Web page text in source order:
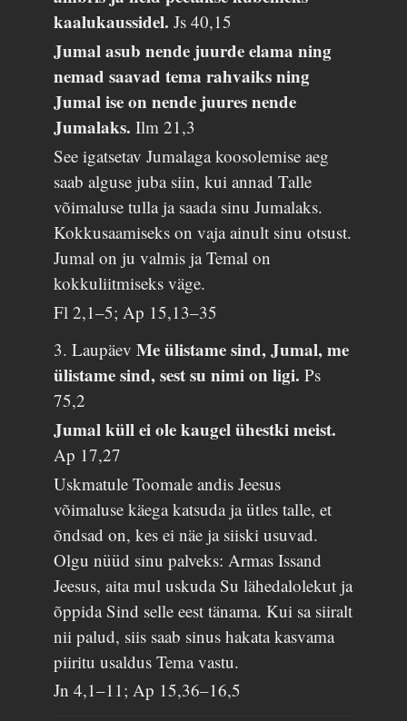
kaalukaussidel.Js 40,15
Jumal asub nende juurde elama ning
nemad saavad tema rahvaiks ning
Jumal ise on nende juures nende
Jumalaks.Ilm 21,3
See igatsetav Jumalaga koosolemise aeg
saab alguse juba siin, kui annad Talle
võimaluse tulla ja saada sinu Jumalaks.
Kokkusaamiseks on vaja ainult sinu otsust.
Jumal on ju valmis ja Temal on
kokkuliitmiseks väge.
Fl 2,1–5; Ap 15,13–35
3. LaupäevMe ülistame sind, Jumal, me
ülistame sind, sest su nimi on ligi.Ps
75,2
Jumal küll ei ole kaugel ühestki meist.
Ap 17,27
Uskmatule Toomale andis Jeesus
võimaluse käega katsuda ja ütles talle, et
õndsad on, kes ei näe ja siiski usuvad.
Olgu nüüd sinu palveks: Armas Issand
Jeesus, aita mul uskuda Su lähedalolekut ja
õppida Sind selle eest tänama. Kui sa siiralt
nii palud, siis saab sinus hakata kasvama
piiritu usaldus Tema vastu.
Jn 4,1–11; Ap 15,36–16,5